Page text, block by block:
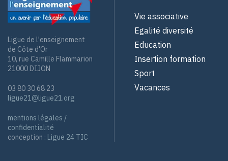
Ligue de l'enseignement
de Côte d'Or
10, rue Camille Flammarion
21000 DIJON
03 80 30 68 23
ligue21@ligue21.org
mentions légales /
confidentialité
conception : Ligue 24 TIC
Vie associative
Egalité diversité
Education
Insertion formation
Sport
Vacances